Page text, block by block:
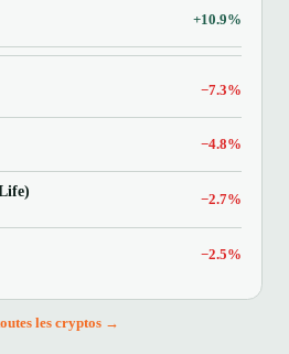
+10.9%
−7.3%
−4.8%
−2.7%
−2.5%
les cryptos →